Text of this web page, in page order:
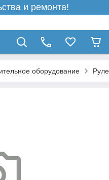
и ремонта!
оборудование